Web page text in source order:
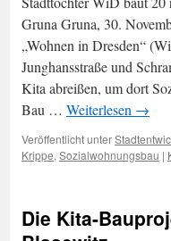
Gruna Gruna, 30.
„Wohnen in Dresden“
Junghansstraße und
Kita abreißen, um dort
Bau … Weiterlesen →
Veröffentlicht unter
Krippe, Sozialwohnungsbau |
Die Kita-